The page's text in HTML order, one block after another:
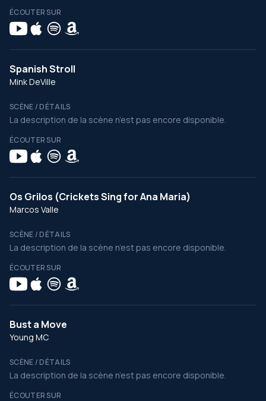
ÉCOUTER SUR
Spanish Stroll
Mink DeVille
SCÈNE / DÉTAILS
La description de la scène n’est pas encore disponible.
ÉCOUTER SUR
Os Grilos (Crickets Sing for Ana Maria)
Marcos Valle
SCÈNE / DÉTAILS
La description de la scène n’est pas encore disponible.
ÉCOUTER SUR
Bust a Move
Young MC
SCÈNE / DÉTAILS
La description de la scène n’est pas encore disponible.
ÉCOUTER SUR